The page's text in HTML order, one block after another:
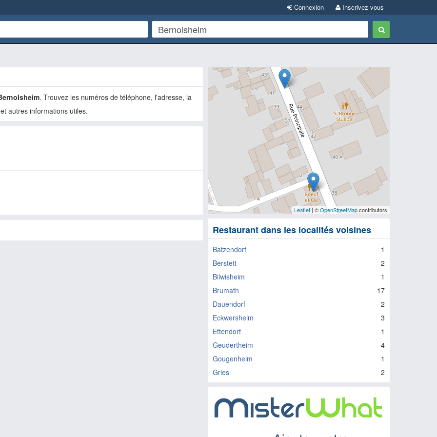
Inscrivez-vous
Connexion
. Trouvez les numéros de téléphone, l'adresse, la
autres informations utiles.
Leaflet| ©OpenStreetMapcontributors
Restaurant dans les localités voisines
Batzendorf
1
Berstett
2
Bilwisheim
1
Brumath
17
Dauendorf
2
Eckwersheim
3
Ettendorf
1
Geudertheim
4
Gougenheim
1
Gries
2